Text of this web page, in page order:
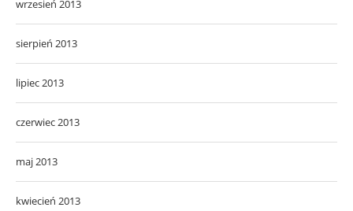
wrzesień 2013
sierpień 2013
lipiec 2013
czerwiec 2013
maj 2013
kwiecień 2013